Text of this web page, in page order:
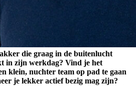
die graag in de buitenlucht
in zijn werkdag? Vind je het
klein, nuchter team op pad te gaan
je lekker actief bezig mag zijn?